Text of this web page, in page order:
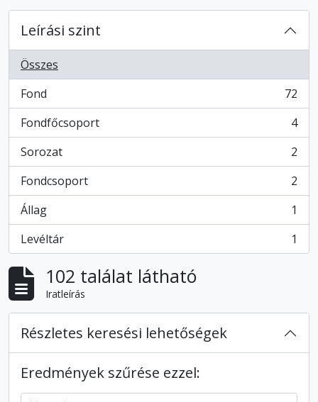
Leírási szint
Összes
Fond
, 72 eredmények
72
Fondfőcsoport
, 4 eredmények
4
Sorozat
, 2 eredmények
2
Fondcsoport
, 2 eredmények
2
Állag
, 1 eredmények
1
Levéltár
, 1 eredmények 1
102 találat látható
Iratleírás
Részletes keresési lehetőségek
Eredmények szűrése ezzel: